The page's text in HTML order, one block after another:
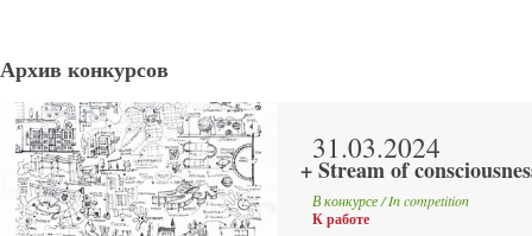
Архив конкурсов
31.03.2024
+ Stream of
В конкурсе / In competition
К работе